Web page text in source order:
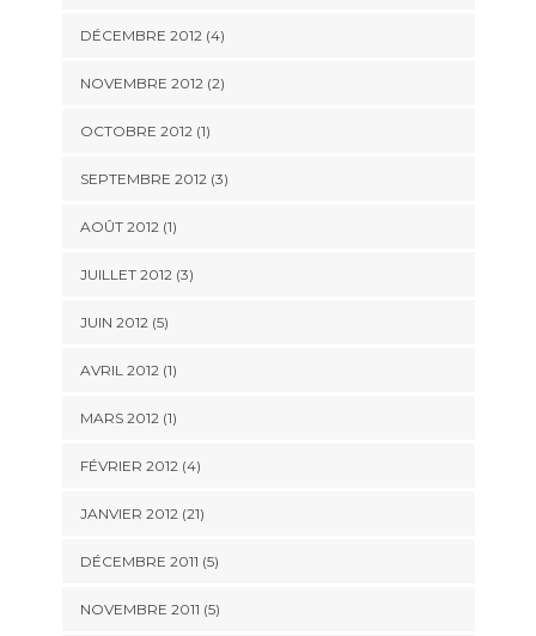
DÉCEMBRE 2012 (4)
NOVEMBRE 2012 (2)
OCTOBRE 2012 (1)
SEPTEMBRE 2012 (3)
AOÛT 2012 (1)
JUILLET 2012 (3)
JUIN 2012 (5)
AVRIL 2012 (1)
MARS 2012 (1)
FÉVRIER 2012 (4)
JANVIER 2012 (21)
DÉCEMBRE 2011 (5)
NOVEMBRE 2011 (5)